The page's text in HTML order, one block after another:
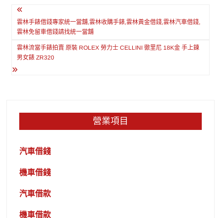
文
章
導
覽
雲林手錶借錢專家統一當舖,雲林收購手錶,雲林黃金借錢,雲林汽車借錢,
雲林免留車借錢請找統一當舖
雲林流當手錶拍賣 原裝 ROLEX 勞力士 CELLINI 徹里尼 18K金 手上鍊
男女錶 ZR320
營業項目
汽車借錢
機車借錢
汽車借款
機車借款